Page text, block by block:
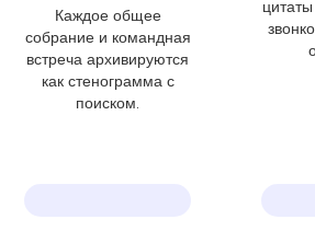
Каждое общее
собрание и командная
встреча архивируются
как стенограмма с
поиском.